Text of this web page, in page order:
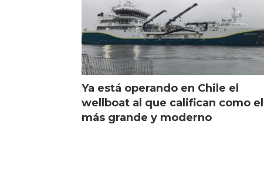
Ya está operando en Chile el
wellboat al que califican como el
más grande y moderno